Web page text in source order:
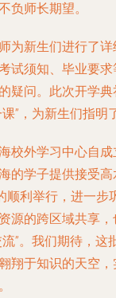
负师长期望。
为新生们进行了
试须知、毕业要
疑问。此次开学
”，为新生们指明
校外学习中心自
的学子提供接受
顺利举行，进一步
源的跨区域共享
”。我们期待，这
翔于知识的天空